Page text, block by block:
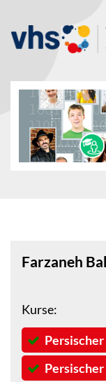
Farzaneh
Kurse:
Persischer